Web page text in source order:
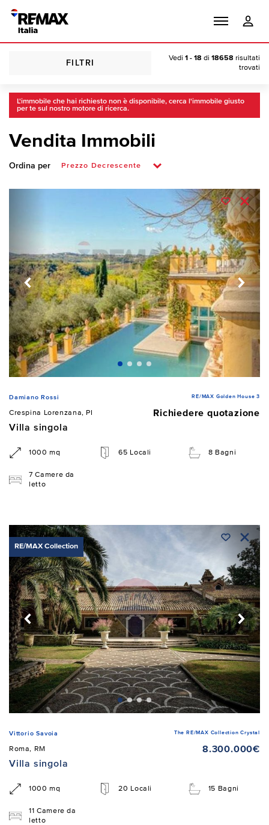
FILTRI
Vedi 1 - 18 di 18658 risultati
trovati
L'immobile che hai richiesto non è disponibile, cerca l'immobile giusto
per te sul nostro motore di ricerca.
Vendita Immobili
Ordina per
Damiano Rossi RE/MAX Golden House 3
Crespina Lorenzana, PI
Richiedere quotazione
Villa singola
1000 mq 65 Locali 8 Bagni
7 Camere da
letto
RE/MAX Collection
Vittorio Savoia The RE/MAX Collection Crystal
Roma, RM
8.300.000€
Villa singola
1000 mq 20 Locali 15 Bagni
11 Camere da
letto